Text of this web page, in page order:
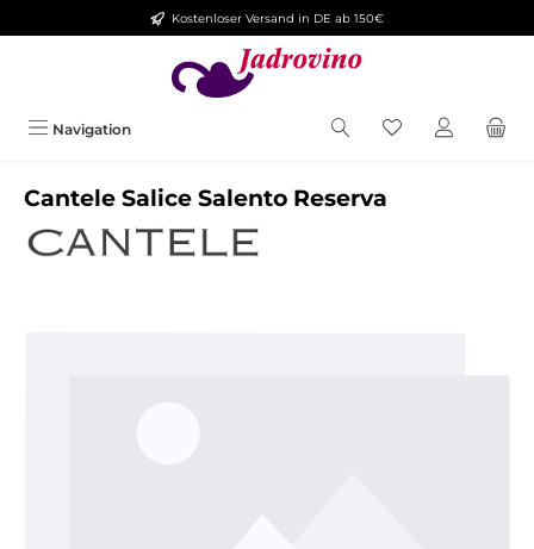
Zum Hauptinhalt springenKostenloser Versand in DE ab 150€
Navigation
Cantele Salice Salento Reserva